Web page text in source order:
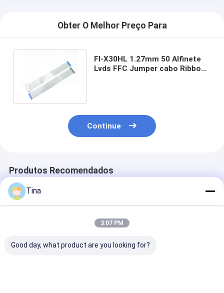
Obter O Melhor Preço Para
FI-X30HL 1.27mm 50 Alfinete
Lvds FFC Jumper cabo Ribbon
Continue
Produtos Recomendados
Tina
3:07 PM
Good day, what product are you looking for?